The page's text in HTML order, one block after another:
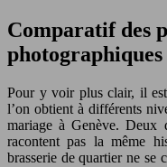
Comparatif des
Pour y voir plus clair, il
l’on obtient à différents
mariage à Genève.
racontent pas la même
brasserie de quartier ne se